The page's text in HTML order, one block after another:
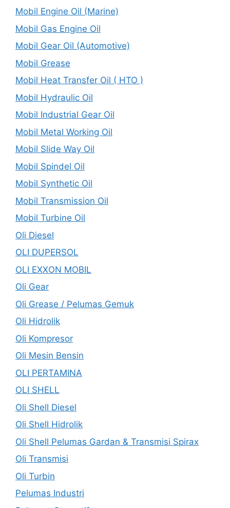
Mobil Engine Oil (Marine)
Mobil Gas Engine Oil
Mobil Gear Oil (Automotive)
Mobil Grease
Mobil Heat Transfer Oil ( HTO )
Mobil Hydraulic Oil
Mobil Industrial Gear Oil
Mobil Metal Working Oil
Mobil Slide Way Oil
Mobil Spindel Oil
Mobil Synthetic Oil
Mobil Transmission Oil
Mobil Turbine Oil
Oli Diesel
OLI DUPERSOL
OLI EXXON MOBIL
Oli Gear
Oli Grease / Pelumas Gemuk
Oli Hidrolik
Oli Kompresor
Oli Mesin Bensin
OLI PERTAMINA
OLI SHELL
Oli Shell Diesel
Oli Shell Hidrolik
Oli Shell Pelumas Gardan & Transmisi Spirax
Oli Transmisi
Oli Turbin
Pelumas Industri